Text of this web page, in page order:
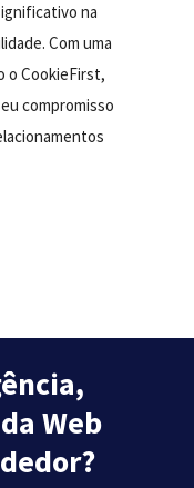
na
Com uma
o CookieFirst,
compromisso
Web